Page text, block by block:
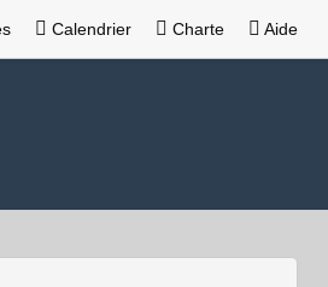
Calendrier Charte Aide